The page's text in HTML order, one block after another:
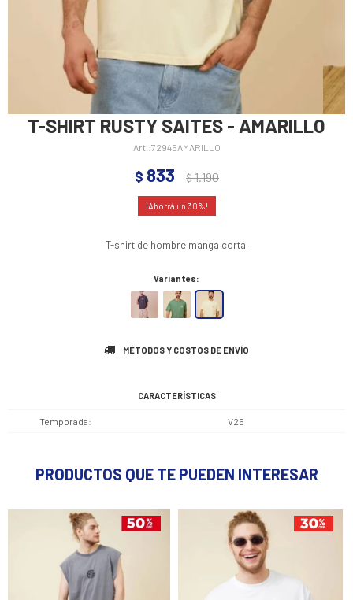
T-SHIRT RUSTY SAITES - AMARILLO
72945AMARILLO
$ 833 $1.190
30
T-shirt de hombre manga corta.
Variantes:
MÉTODOS Y COSTOS DE ENVÍO
CARACTERÍSTICAS
Temporada V25
PRODUCTOS QUE TE PUEDEN INTERESAR